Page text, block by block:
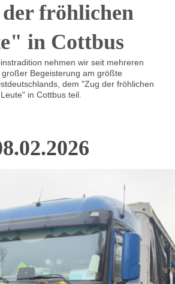
fröhlichen
in Cottbus
nehmen wir seit mehreren
Begeisterung am größte
dem "Zug der fröhlichen
Leute" in Cottbus teil.